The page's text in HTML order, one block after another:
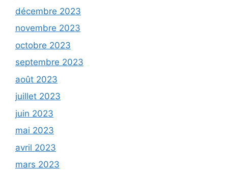
décembre 2023
novembre 2023
octobre 2023
septembre 2023
août 2023
juillet 2023
juin 2023
mai 2023
avril 2023
mars 2023